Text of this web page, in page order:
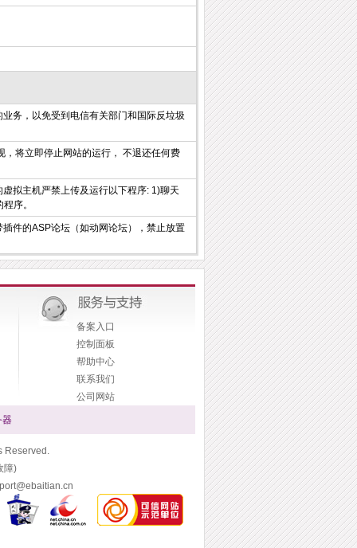
务，以免受到电信有关部门和国际反垃圾
将立即停止网站的运行， 不退还任何费
拟主机严禁上传及运行以下程序: 1)聊天
序。
件的ASP论坛（如动网论坛），禁止放置
备案入口
控制面板
帮助中心
联系我们
公司网站
器
Reserved.
障)